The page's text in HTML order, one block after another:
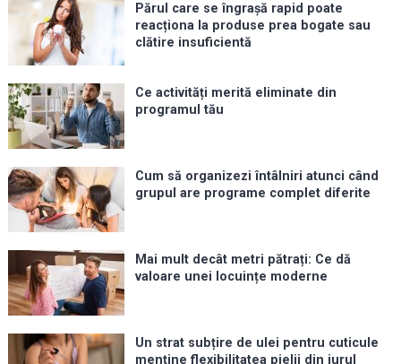
Părul care se îngrașă rapid poate
reacționa la produse prea bogate sau
clătire insuficientă
Ce activități merită eliminate din
programul tău
Cum să organizezi întâlniri atunci când
grupul are programe complet diferite
Mai mult decât metri pătrați: Ce dă
valoare unei locuințe moderne
Un strat subțire de ulei pentru cuticule
menține flexibilitatea pielii din jurul